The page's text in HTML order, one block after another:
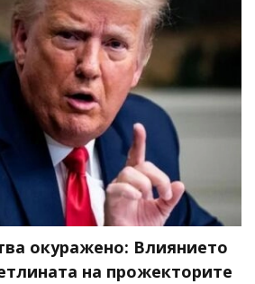
окуражено: Влиянието
на прожекторите